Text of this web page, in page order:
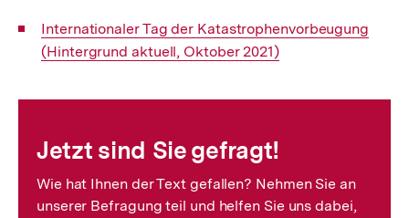
Interner
Link:
Internationaler Tag der Katastrophenvorbeugung
(Hintergrund aktuell, Oktober 2021)
Jetzt sind Sie gefragt!
Wie hat Ihnen der Text gefallen? Nehmen Sie an
unserer Befragung teil und helfen Sie uns dabei,